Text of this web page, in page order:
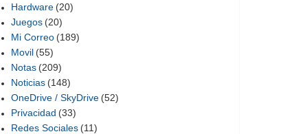
Hardware (20)
Juegos (20)
Mi Correo (189)
Movil (55)
Notas (209)
Noticias (148)
OneDrive / SkyDrive (52)
Privacidad (33)
Redes Sociales (11)